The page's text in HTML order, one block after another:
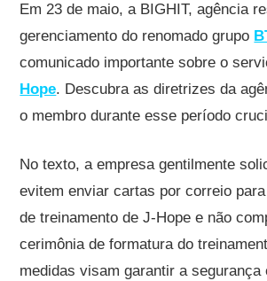
Em 23 de maio, a BIGHIT, agência
gerenciamento do renomado grupo
comunicado importante sobre o
Hope. Descubra as diretrizes da
o membro durante esse período
No texto, a empresa gentilmente
evitem enviar cartas por correio
de treinamento de J-Hope e não
cerimônia de formatura do
medidas visam garantir a segurança